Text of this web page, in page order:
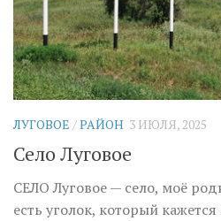
ЛУГОВОЕ /РАЙОН 3 ИЮЛЯ, 2025
Село Луговое
СЕЛО Луговое — село, моё
есть уголок, который